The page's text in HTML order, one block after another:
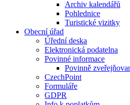
Archiv kalendářů
Pohlednice
Turistické vizitky
Obecní úřad
Úřední deska
Elektronická podatelna
Povinné informace
Povinně
CzechPoint
Formuláře
GDPR